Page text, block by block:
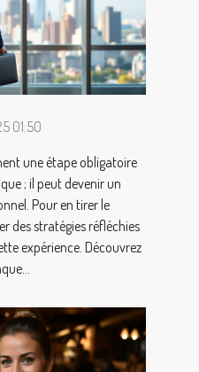
01:50
une étape obligatoire
; il peut devenir un
Pour en tirer le
des stratégies réfléchies
expérience. Découvrez